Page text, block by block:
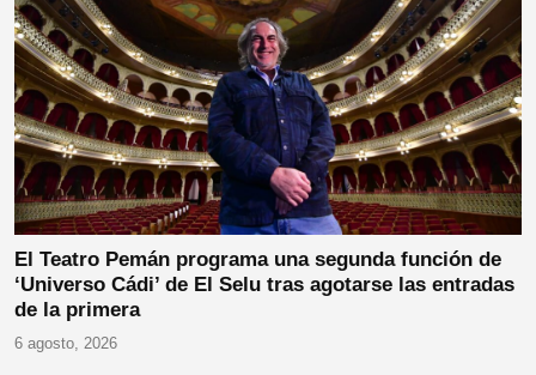
El Teatro Pemán programa una segunda función de
‘Universo Cádi’ de El Selu tras agotarse las entradas
de la primera
6 agosto, 2026